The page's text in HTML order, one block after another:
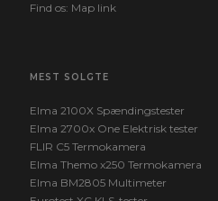
Find os: Map link
MEST SOLGTE
Elma 2100X Spændingstester
Elma 2700x One Elektrisk tester
FLIR C5 Termokamera
Elma Themo x250 Termokamera
Elma BM2805 Multimeter